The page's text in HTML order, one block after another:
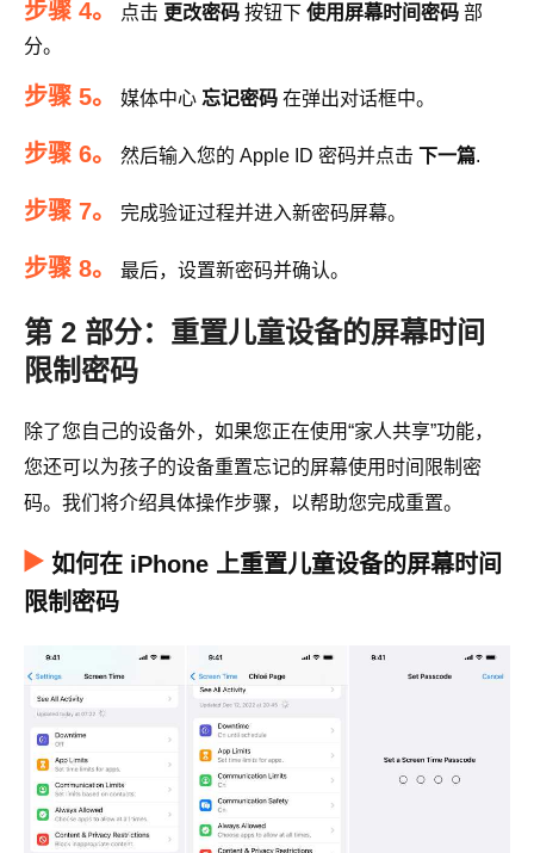
步骤 4。 点击 更改密码 按钮下 使用屏幕时间密码 部
分。
步骤 5。 媒体中心 忘记密码 在弹出对话框中。
步骤 6。 然后输入您的 Apple ID 密码并点击 下一篇.
步骤 7。 完成验证过程并进入新密码屏幕。
步骤 8。 最后，设置新密码并确认。
第 2 部分：重置儿童设备的屏幕时间
限制密码
除了您自己的设备外，如果您正在使用“家人共享”功能，
您还可以为孩子的设备重置忘记的屏幕使用时间限制密
码。我们将介绍具体操作步骤，以帮助您完成重置。
如何在 iPhone 上重置儿童设备的屏幕时间
限制密码